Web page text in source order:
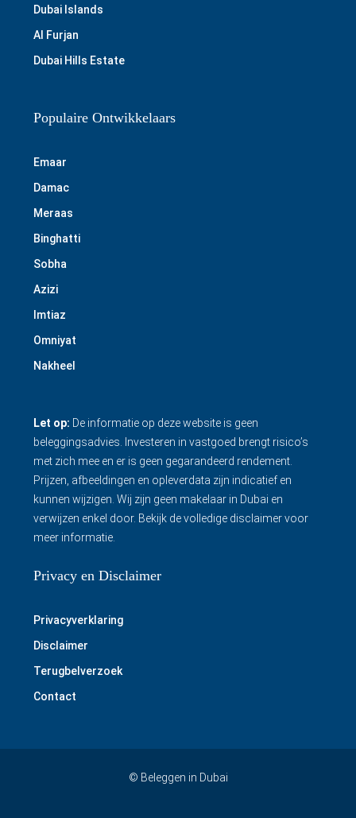
Dubai Islands
Al Furjan
Dubai Hills Estate
Populaire Ontwikkelaars
Emaar
Damac
Meraas
Binghatti
Sobha
Azizi
Imtiaz
Omniyat
Nakheel
Let op: De informatie op deze website is geen
beleggingsadvies. Investeren in vastgoed brengt risico’s
met zich mee en er is geen gegarandeerd rendement.
Prijzen, afbeeldingen en opleverdata zijn indicatief en
kunnen wijzigen. Wij zijn geen makelaar in Dubai en
verwijzen enkel door. Bekijk de volledige disclaimervoor
meer informatie.
Privacy en Disclaimer
Privacyverklaring
Disclaimer
Terugbelverzoek
Contact
© Beleggen in Dubai